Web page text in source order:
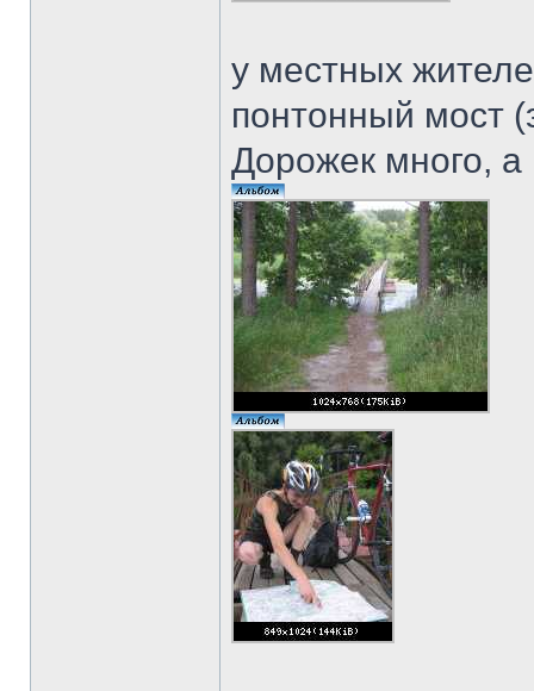
у местных
понтонный мост
Дорожек много,